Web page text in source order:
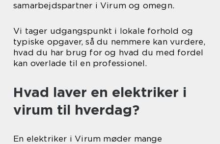
samarbejdspartner i Virum og omegn.
Vi tager udgangspunkt i lokale forhold og
typiske opgaver, så du nemmere kan vurdere,
hvad du har brug for og hvad du med fordel
kan overlade til en professionel.
Hvad laver en elektriker i
virum til hverdag?
En elektriker i Virum møder mange